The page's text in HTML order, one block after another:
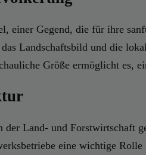
einer Gegend, die für ihre
Landschaftsbild und die
Größe ermöglicht es,
Land- und Forstwirtschaft
eine wichtige